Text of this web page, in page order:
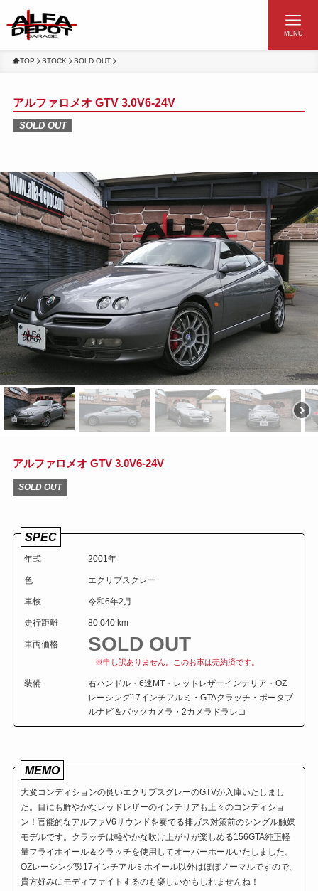
MENU
TOP STOCK SOLD OUT
アルファロメオ GTV 3.0V6-24V
SOLD OUT
アルファロメオ GTV 3.0V6-24V
SOLD OUT
SPEC
年式 2001年
色 エクリプスグレー
車検 令和6年2月
走行距離 80,040 km
車両価格 SOLD OUT
※申し訳ありません。このお車は売約済です。
装備
右ハンドル・6速MT・レッドレザーインテリア・OZ
レーシング17インチアルミ・GTAクラッチ・ポータブ
ルナビ＆バックカメラ・2カメラドラレコ
MEMO
大変コンディションの良いエクリプスグレーのGTVが入庫いたしまし
た。目にも鮮やかなレッドレザーのインテリアも上々のコンディショ
ン！官能的なアルファV6サウンドを奏でる排ガス対策前のシングル触媒
モデルです。クラッチは軽やかな吹け上がりが楽しめる156GTA純正軽
量フライホイール＆クラッチを使用してオーバーホールいたしました。
OZレーシング製17インチアルミホイール以外はほぼノーマルですので、
貴方好みにモディファイトするのも楽しいかもしれませんね！